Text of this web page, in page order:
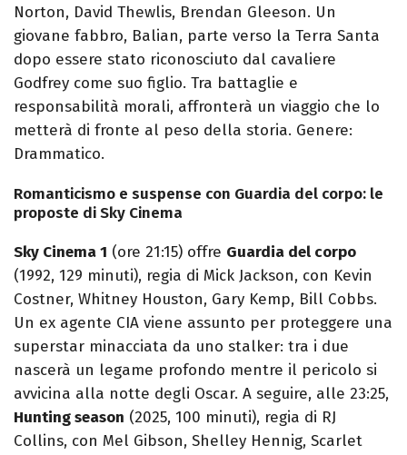
Norton, David Thewlis, Brendan Gleeson. Un
giovane fabbro, Balian, parte verso la Terra Santa
dopo essere stato riconosciuto dal cavaliere
Godfrey come suo figlio. Tra battaglie e
responsabilità morali, affronterà un viaggio che lo
metterà di fronte al peso della storia. Genere:
Drammatico.
Romanticismo e suspense con Guardia del corpo: le
proposte di Sky Cinema
Sky Cinema 1 (ore 21:15) offre Guardia del corpo
(1992, 129 minuti), regia di Mick Jackson, con Kevin
Costner, Whitney Houston, Gary Kemp, Bill Cobbs.
Un ex agente CIA viene assunto per proteggere una
superstar minacciata da uno stalker: tra i due
nascerà un legame profondo mentre il pericolo si
avvicina alla notte degli Oscar. A seguire, alle 23:25,
Hunting season (2025, 100 minuti), regia di RJ
Collins, con Mel Gibson, Shelley Hennig, Scarlet